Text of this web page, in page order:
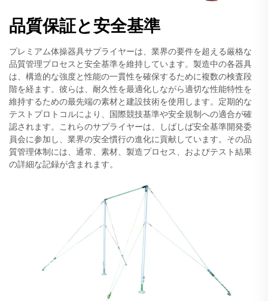
品質保証と安全基準
プレミアム体操器具サプライヤーは、業界の要件を超える厳格な
品質管理プロセスと安全基準を維持しています。製造中の各器具
は、構造的な強度と性能の一貫性を確保するために複数の検査段
階を経ます。彼らは、耐久性を最適化しながら適切な性能特性を
維持するための最先端の素材と建設技術を使用します。定期的な
テストプロトコルにより、国際競技基準や安全規制への適合が確
認されます。これらのサプライヤーは、しばしば安全基準開発委
員会に参加し、業界の安全慣行の進化に貢献しています。その品
質管理体制には、通常、素材、製造プロセス、およびテスト結果
の詳細な記録が含まれます。